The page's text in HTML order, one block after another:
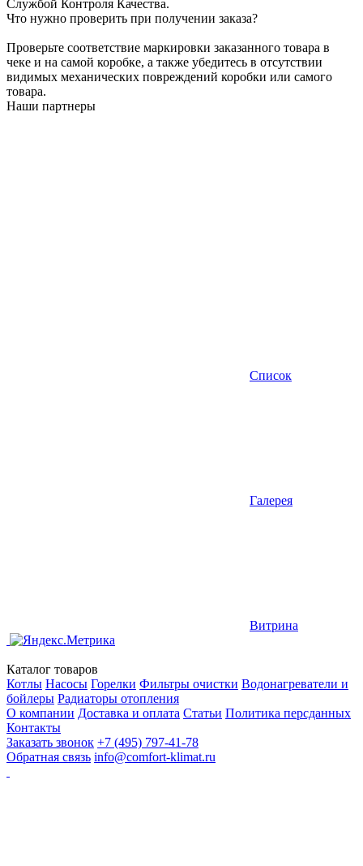
Службой Контроля Качества.
Что нужно проверить при получении заказа?
Проверьте соответствие маркировки заказанного товара в
чеке и на самой коробке, а также убедитесь в отсутствии
видимых механических повреждений коробки или самого
товара.
Наши партнеры
Список
Галерея
Витрина
Каталог товаров
Котлы Насосы Горелки Фильтры очистки Водонагреватели и
бойлеры Радиаторы отопления
О компании Доставка и оплата Статьи Политика персданных
Контакты
Заказать звонок +7 (495) 797-41-78
Обратная связь info@comfort-klimat.ru